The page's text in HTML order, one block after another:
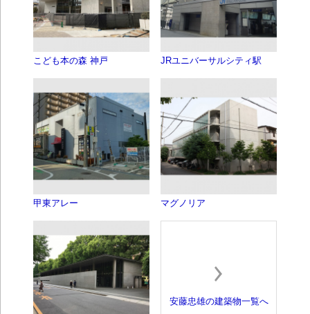
こども本の森 神戸 JRユニバーサルシティ駅
甲東アレー マグノリア
安藤忠雄の建築物一覧へ